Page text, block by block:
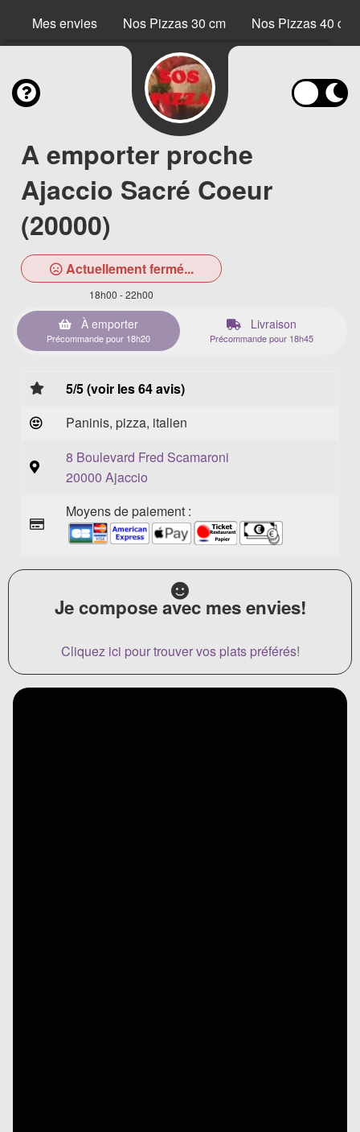
Mes envies Nos Pizzas 30 cm Nos Pizzas 40 cm
A emporter proche
Ajaccio Sacré Coeur
(20000)
Actuellement fermé...
18h00 - 22h00
À emporter
Précommande pour 18h20
Livraison
Précommande pour 18h45
5/5 (voir les 64 avis)
Paninis, pizza, italien
8 Boulevard Fred Scamaroni
20000 Ajaccio
Moyens de paiement :
Je compose avec mes envies!
Cliquez ici pour trouver vos plats préférés!